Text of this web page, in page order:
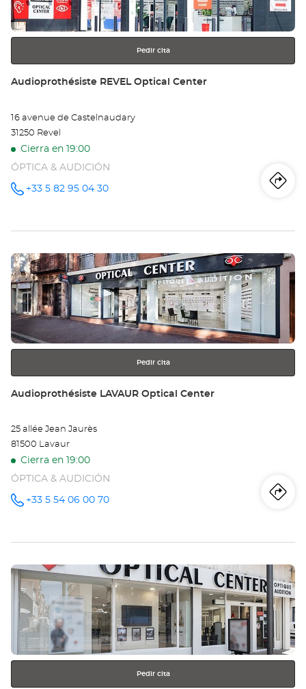
más
información
Pedir cita
Tienda:
Audioprothésiste REVEL Optical Center
16 avenue de Castelnaudary
31250 Revel
Cierra en 19:00
ÓPTICA & AUDICIÓN
número
+33 5 82 95 04 30
a
Pulse
ENTER
para
obtener
más
información
Pedir cita
Tienda:
Audioprothésiste LAVAUR Optical Center
25 allée Jean Jaurès
81500 Lavaur
Cierra en 19:00
ÓPTICA & AUDICIÓN
número
+33 5 54 06 00 70
a
Pulse
ENTER
para
obtener
más
información
Pedir cita